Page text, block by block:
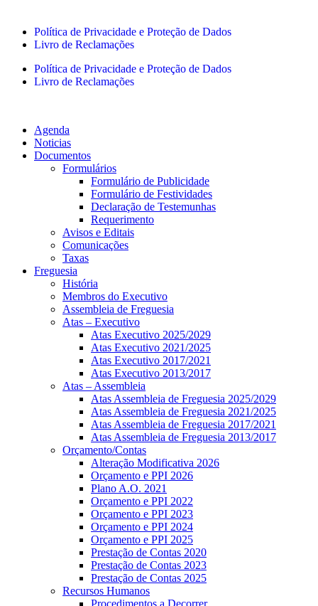
Política de Privacidade e Proteção de Dados
Livro de Reclamações
Política de Privacidade e Proteção de Dados
Livro de Reclamações
Agenda
Noticias
Documentos
Formulários
Formulário de Publicidade
Formulário de Festividades
Declaração de Testemunhas
Requerimento
Avisos e Editais
Comunicações
Taxas
Freguesia
História
Membros do Executivo
Assembleia de Freguesia
Atas – Executivo
Atas Executivo 2025/2029
Atas Executivo 2021/2025
Atas Executivo 2017/2021
Atas Executivo 2013/2017
Atas – Assembleia
Atas Assembleia de Freguesia 2025/2029
Atas Assembleia de Freguesia 2021/2025
Atas Assembleia de Freguesia 2017/2021
Atas Assembleia de Freguesia 2013/2017
Orçamento/Contas
Alteração Modificativa 2026
Orçamento e PPI 2026
Plano A.O. 2021
Orçamento e PPI 2022
Orçamento e PPI 2023
Orçamento e PPI 2024
Orçamento e PPI 2025
Prestação de Contas 2020
Prestação de Contas 2023
Prestação de Contas 2025
Recursos Humanos
Procedimentos a Decorrer